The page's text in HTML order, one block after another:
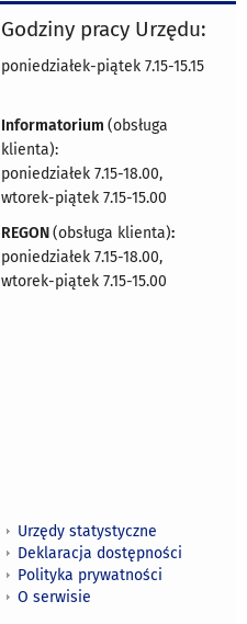
Godziny pracy Urzędu:
poniedziałek-piątek 7.15-15.15
Informatorium (obsługa
klienta):
poniedziałek 7.15-18.00,
wtorek-piątek 7.15-15.00
REGON(obsługa klienta):
poniedziałek 7.15-18.00,
wtorek-piątek 7.15-15.00
Urzędy statystyczne
Deklaracja dostępności
Polityka prywatności
O serwisie